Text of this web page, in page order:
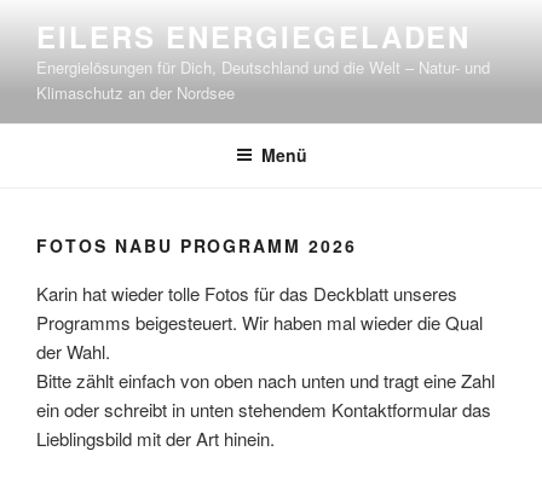
springen
EILERS ENERGIEGELADEN
Energielösungen für Dich, Deutschland und die Welt – Natur- und
Klimaschutz an der Nordsee
Menü
FOTOS NABU PROGRAMM 2026
Karin hat wieder tolle Fotos für das Deckblatt unseres
Programms beigesteuert. Wir haben mal wieder die Qual
der Wahl.
Bitte zählt einfach von oben nach unten und tragt eine Zahl
ein oder schreibt in unten stehendem Kontaktformular das
Lieblingsbild mit der Art hinein.